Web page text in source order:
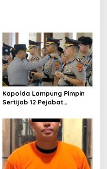
Kapolda Lampung Pimpin
Sertijab 12 Pejabat
Organisasi dan Pelayanan
Polri Presisi